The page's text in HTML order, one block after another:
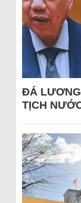
ĐÁ
TỊCH